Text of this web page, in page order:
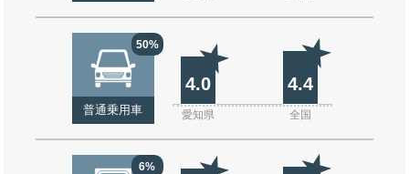
50%
普通乗用車
4.0 4.4
愛知県 全国
6%